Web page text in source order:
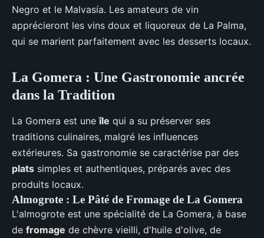
Negro et le Malvasía. Les amateurs de vin
apprécieront les vins doux et liquoreux de La Palma,
qui se marient parfaitement avec les desserts locaux.
La Gomera : Une Gastronomie ancrée
dans la Tradition
La Gomera est uneîle qui a su préserver ses
traditions culinaires, malgré les influences
extérieures. Sa gastronomie se caractérise par des
plats simples et authentiques, préparés avec des
produits locaux.
Almogrote : Le Pâté de Fromage de La Gomera
L'almogrote est une spécialité de La Gomera, à base
de fromage de chèvre vieilli, d'huile d'olive, de